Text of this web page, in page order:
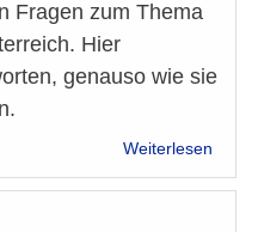
Fragen zum Thema
Hier
genauso wie sie
Weiterlesen